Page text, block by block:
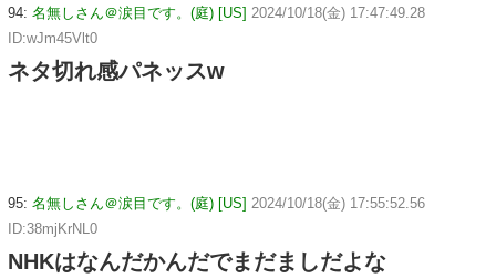
94: 名無しさん＠涙目です。(庭) [US] 2024/10/18(金) 17:47:49.28
ID:wJm45Vlt0
ネタ切れ感パネッスw
95: 名無しさん＠涙目です。(庭) [US] 2024/10/18(金) 17:55:52.56
ID:38mjKrNL0
NHKはなんだかんだでまだましだよな